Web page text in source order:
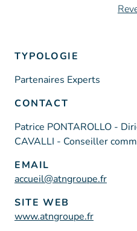
TYPOLOGIE
Partenaires Experts
CONTACT
Patrice PONTAROLLO -
CAVALLI - Conseiller
EMAIL
accueil@atngroupe.fr
SITE WEB
www.atngroupe.fr